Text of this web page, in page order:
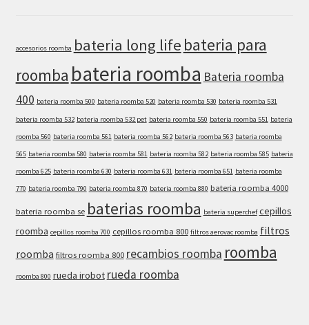
accesorios roomba bateria long life bateria para
roomba bateria roomba Bateria roomba
400 bateria roomba 500 bateria roomba 520 bateria roomba 530 bateria roomba 531
bateria roomba 532 bateria roomba 532 pet bateria roomba 550 bateria roomba 551 bateria
roomba 560 bateria roomba 561 bateria roomba 562 bateria roomba 563 bateria roomba
565 bateria roomba 580 bateria roomba 581 bateria roomba 582 bateria roomba 585 bateria
roomba 625 bateria roomba 630 bateria roomba 631 bateria roomba 651 bateria roomba
770 bateria roomba 790 bateria roomba 870 bateria roomba 880 bateria roomba 4000
bateria roomba se baterias roomba bateria superchef cepillos
roomba cepillos roomba 700 cepillos roomba 800 filtros aerovac roomba filtros
roomba filtros roomba 800 recambios roomba roomba
roomba 800 rueda irobot rueda roomba